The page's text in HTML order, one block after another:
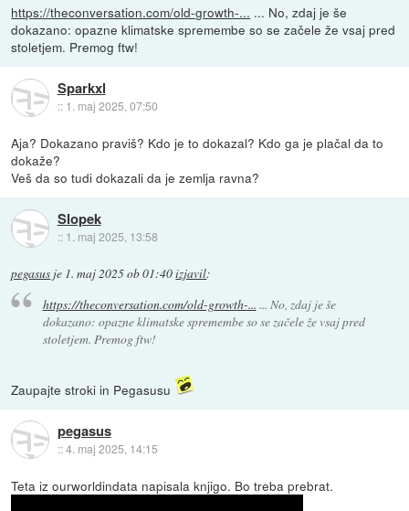
https://theconversation.com/old-growth-... ... No, zdaj je še
dokazano: opazne klimatske spremembe so se začele že vsaj pred
stoletjem. Premog ftw!
Sparkxl
:: 1. maj 2025, 07:50
Aja? Dokazano praviš? Kdo je to dokazal? Kdo ga je plačal da to
dokaže?
Veš da so tudi dokazali da je zemlja ravna?
Slopek
:: 1. maj 2025, 13:58
pegasus je 1. maj 2025 ob 01:40izjavil:
https://theconversation.com/old-growth-... ... No, zdaj je še
dokazano: opazne klimatske spremembe so se začele že vsaj pred
stoletjem. Premog ftw!
Zaupajte stroki in Pegasusu
pegasus
::4. maj 2025, 14:15
Teta iz ourworldindata napisala knjigo. Bo treba prebrat.